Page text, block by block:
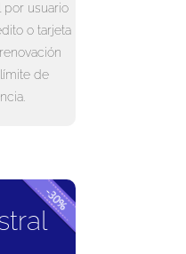
por usuario
o tarjeta
de